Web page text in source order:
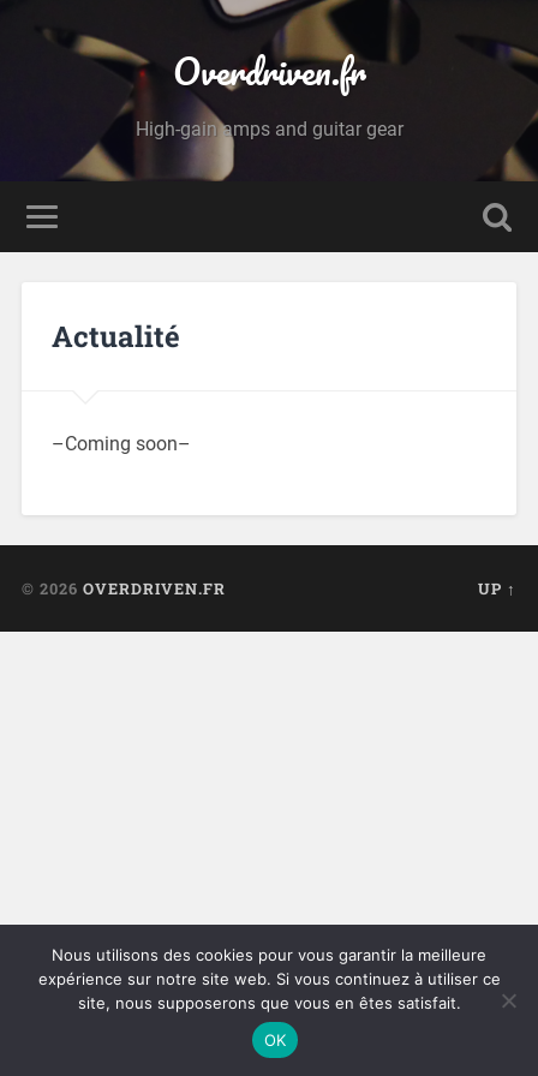
Overdriven.fr
High-gain amps and guitar gear
Actualité
–Coming soon–
© 2026 OVERDRIVEN.FR UP ↑
Nous utilisons des cookies pour vous garantir la meilleure
expérience sur notre site web. Si vous continuez à utiliser ce
site, nous supposerons que vous en êtes satisfait.
OK